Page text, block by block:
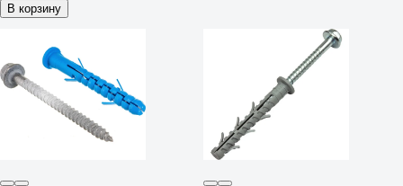
В корзину